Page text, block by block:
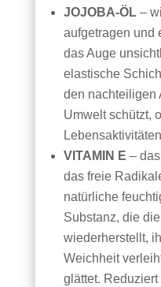
JOJOBA-ÖL–
aufgetragen und
das Auge
elastische
den nachteiligen
Umwelt schützt,
VITAMIN E –
das freie
natürliche
Substanz, die
wiederherstellt,
Weichheit
glättet.